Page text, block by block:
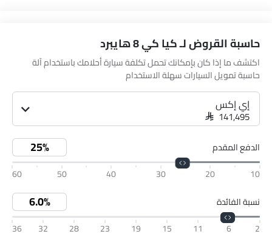
حاسبة القروض لـ كيا كي 8 هايبرد
اكتشف ما إذا كان بإمكانك تحمل تكلفة سيارة أحلامك باستخدام آلة
حاسبة تمويل السيارات سهلة الاستخدام
إي إكس
SAR 141,495
الدفع المقدم
10
20
30
40
50
60
نسبة الفائدة
2
6
11
15
19
23
28
32
36